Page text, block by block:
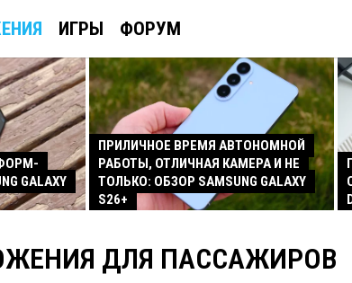
ИГРЫ ФОРУМ
GALAXY
ПРИЛИЧНОЕ ВРЕМЯ АВТОНОМНОЙ
РАБОТЫ, ОТЛИЧНАЯ КАМЕРА И НЕ
ТОЛЬКО: ОБЗОР SAMSUNG GALAXY
S26+
ДЛЯ ПАССАЖИРОВ